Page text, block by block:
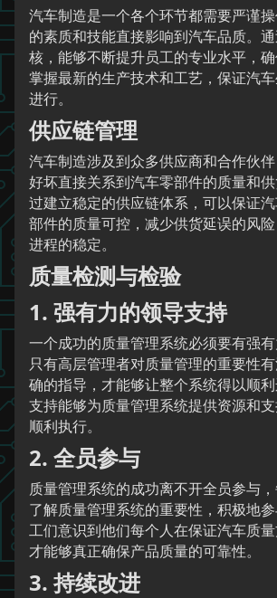
汽车制造是一个各个环节都需要严谨
的素质和技能直接影响到汽车品质。
核，能够不断提升员工的专业水平，
掌握最新的生产技术和工艺，保证汽
进行。
供应链管理
汽车制造涉及到众多供应商和合作伙
好坏直接关系到汽车零部件的质量和
过建立稳定的供应链体系，可以保证
部件的质量可控，减少供货延误的风
进程的稳定。
质量检测与检验
1. 强有力的领导支持
一个成功的质量管理系统必须要有强有
只有高层管理者对质量管理的重要性
确的指导，才能够让整个系统得以顺
支持能够为质量管理系统提供资源和
顺利执行。
2. 全员参与
质量管理系统的成功离不开全员参与
了解质量管理系统的重要性，积极地
工们意识到他们每个人在保证汽车质量
才能够真正确保产品质量的可靠性。
3. 持续改进